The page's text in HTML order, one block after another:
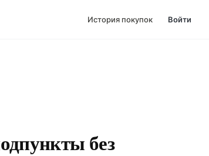
История покупок Войти
без